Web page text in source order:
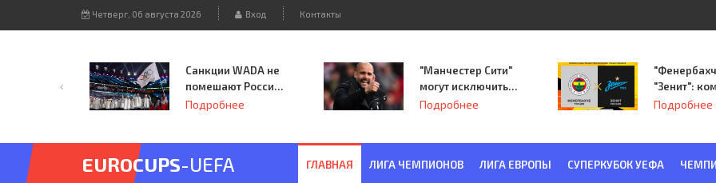
Четверг, 06 августа 2026 Вход Контакты
Санкции WADA не
помешают России
принять
Подробнее
"Манчестер Сити"
могут исключить
из Лиги
Подробнее
"Зенит":
Семака
Подробнее
EUROCUPS-UEFA ГЛАВНАЯ ЛИГА ЧЕМПИОНОВ ЛИГА ЕВРОПЫ СУПЕРКУБОК УЕФА